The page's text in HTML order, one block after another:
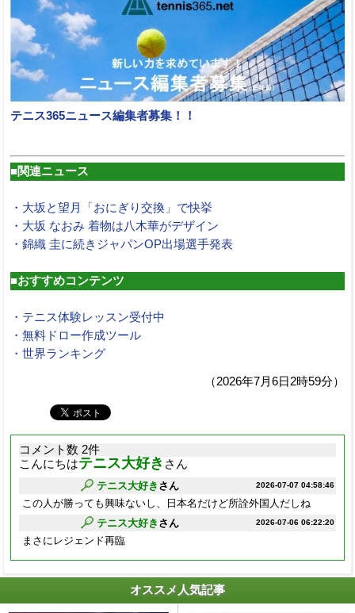
テニス365ニュース編集者募集！！
■関連ニュース
・大坂と望月「おにぎり交換」で快挙
・大坂 なおみ 着物は八木華がデザイン
・錦織 圭に続きジャパンOP出場選手発表
■おすすめコンテンツ
・テニス体験レッスン受付中
・無料ドロー作成ツール
・世界ランキング
（2026年7月6日2時59分）
コメント数 2件
こんにちはテニス大好き さん
2026-07-07 04:58:46
テニス大好き さん
この人が勝っても興味ないし、日本名だけど所詮外国人だしね
2026-07-06 06:22:20
テニス大好き さん
まさにレジェンド再臨
オススメ人気記事